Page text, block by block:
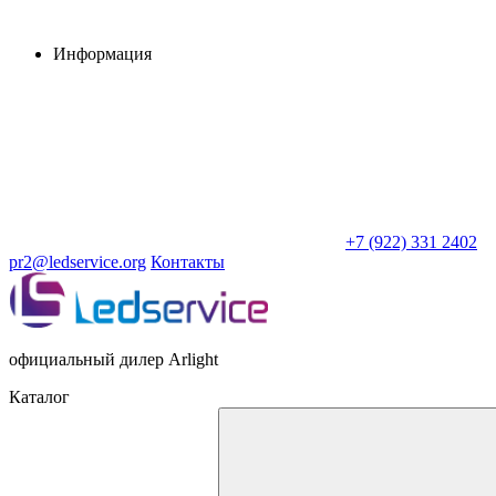
Информация
+7 (922) 331 2402
pr2@ledservice.org Контакты
официальный дилер Arlight
Каталог